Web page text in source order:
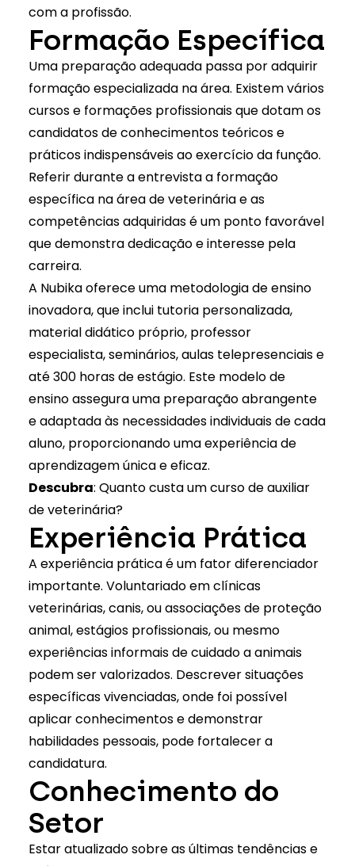
com a profissão.
Formação Específica
Uma preparação adequada passa por adquirir
formação especializada na área. Existem vários
cursos e formações profissionais que dotam os
candidatos de conhecimentos teóricos e
práticos indispensáveis ao exercício da função.
Referir durante a entrevista a formação
específica na área de veterinária e as
competências adquiridas é um ponto favorável
que demonstra dedicação e interesse pela
carreira.
A Nubika oferece uma metodologia de ensino
inovadora, que inclui tutoria personalizada,
material didático próprio, professor
especialista, seminários, aulas telepresenciais e
até 300 horas de estágio. Este modelo de
ensino assegura uma preparação abrangente
e adaptada às necessidades individuais de cada
aluno, proporcionando uma experiência de
aprendizagem única e eficaz.
Descubra: Quanto custa um curso de auxiliar
de veterinária?
Experiência Prática
A experiência prática é um fator diferenciador
importante. Voluntariado em clínicas
veterinárias, canis, ou associações de proteção
animal, estágios profissionais, ou mesmo
experiências informais de cuidado a animais
podem ser valorizados. Descrever situações
específicas vivenciadas, onde foi possível
aplicar conhecimentos e demonstrar
habilidades pessoais, pode fortalecer a
candidatura.
Conhecimento do
Setor
Estar atualizado sobre as últimas tendências e